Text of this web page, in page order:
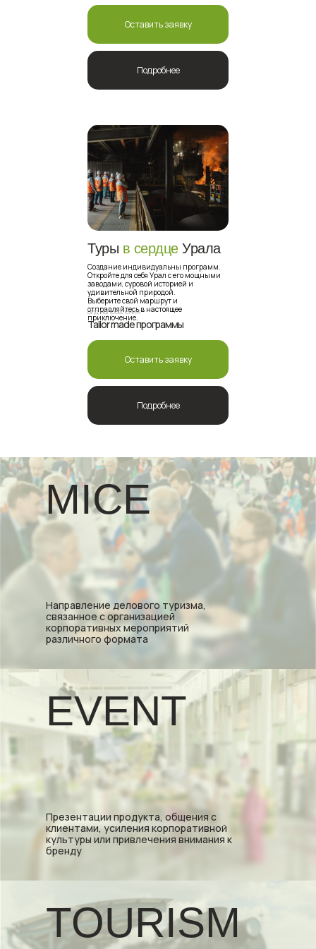
Оставить заявку
Подробнее
Создание индивидуальны программ.
Откройте для себя Урал с его мощными
заводами, суровой историей и
удивительной природой.
Выберите свой маршрут и
отправляйтесь в настоящее
приключение.
Tailor made программы
Туры в сердцеУрала
Подробнее
Оставить заявку
Вид направления:
MICE
Направление делового туризма,
связанное с организацией
корпоративных мероприятий
различного формата
TOURISM
EVENT
Презентации продукта, общения с
клиентами, усиления корпоративной
культуры или привлечения внимания к
бренду